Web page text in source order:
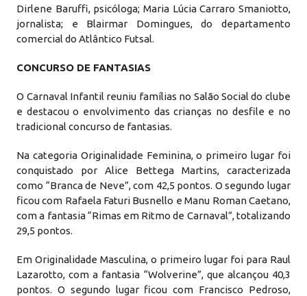
Dirlene Baruffi, psicóloga; Maria Lúcia Carraro Smaniotto,
jornalista; e Blairmar Domingues, do departamento
comercial do Atlântico Futsal.
CONCURSO DE FANTASIAS
O Carnaval Infantil reuniu famílias no Salão Social do clube
e destacou o envolvimento das crianças no desfile e no
tradicional concurso de fantasias.
Na categoria Originalidade Feminina, o primeiro lugar foi
conquistado por Alice Bettega Martins, caracterizada
como “Branca de Neve”, com 42,5 pontos. O segundo lugar
ficou com Rafaela Faturi Busnello e Manu Roman Caetano,
com a fantasia “Rimas em Ritmo de Carnaval”, totalizando
29,5 pontos.
Em Originalidade Masculina, o primeiro lugar foi para Raul
Lazarotto, com a fantasia “Wolverine”, que alcançou 40,3
pontos. O segundo lugar ficou com Francisco Pedroso,